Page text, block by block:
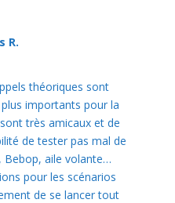
R.
théoriques sont
importants pour la
très amicaux et de
de tester pas mal de
Bebop, aile volante…
pour les scénarios
de se lancer tout